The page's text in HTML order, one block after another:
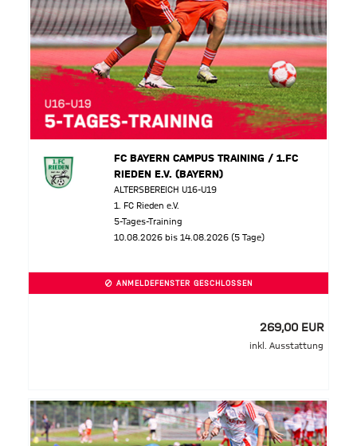
FC BAYERN CAMPUS TRAINING / 1.FC
RIEDEN E.V. (BAYERN)
ALTERSBEREICH U16-U19
1. FC Rieden e.V.
5-Tages-Training
10.08.2026 bis 14.08.2026 (5 Tage)
ANMELDEFENSTER GESCHLOSSEN
269,00 EUR
inkl. Ausstattung